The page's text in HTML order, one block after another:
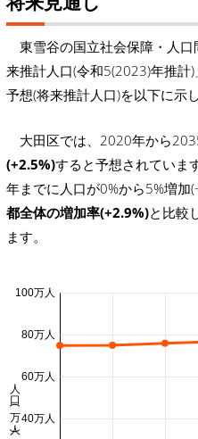
東雪谷の国立社会保障・人
来推計人口(令和5(2023)年推計
予想(将来推計人口)を以下に示し
大田区では、2020年から
(+2.5%)すると予想されていま
年までに人口が0%から5%増加
都全体の増加率(+2.9%)と比較
ます。
40万人
60万人
80万人
100万人
人口 (万人)